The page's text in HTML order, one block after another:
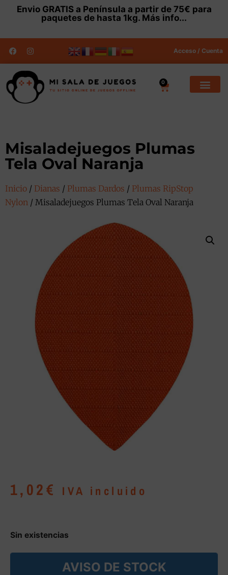
Envio GRATISa Península a partir de 75€ para
paquetes de hasta 1kg. Más info...
Acceso / Cuenta
0
Misaladejuegos Plumas
Tela Oval Naranja
Inicio / Dianas / Plumas Dardos / Plumas RipStop
Nylon / Misaladejuegos Plumas Tela Oval Naranja
1,02€ IVA incluido
Sin existencias
AVISO DE STOCK